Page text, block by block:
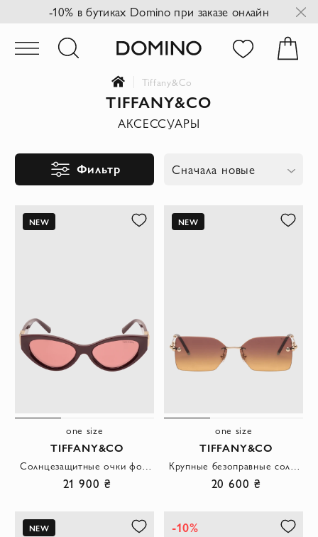
-10% в бутиках Domino при заказе онлайн
Tiffany&Co
TIFFANY&CO
АКСЕССУАРЫ
Фильтр Сначала новые
NEW
one size
TIFFANY&CO
Солнцезащитные очки формы кошачий глаз в бордовой оправе
21 900 ₴
NEW
one size
TIFFANY&CO
Крупные безоправные солнцезащитные очки геометрической формы с медовым градиентом
20 600 ₴
NEW -10%